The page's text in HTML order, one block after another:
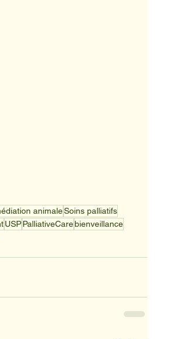
animaleSoins palliatifs
USP PalliativeCarebienveillance